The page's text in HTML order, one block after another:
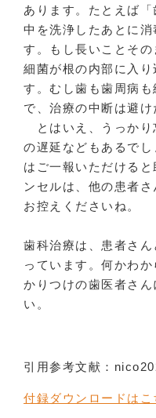
あります。たとえば
中を洗浄したあとに
す。もし長いことそ
細菌が根の内部に入
す。むし歯も歯周病
で、治療の中断は避け
とはいえ、うっかり
の遅延などもあるで
はご一報いただける
ンセルは、他の患者さ
お控えくださいね。
歯科治療は、患者さ
っています。何かわ
かりつけの歯医者さ
い。
引用参考文献：
付録ダウンロードはこ